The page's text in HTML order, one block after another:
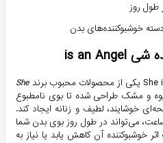
روز
خوشبوکننده‌های بدن
شی is an Angel
She یکی از محصولات محبوب برند She
و مشک طراحی شده تا بوی نامطبوع
خوشایند، لطیف و زنانه ایجاد کند.
، می‌تواند در طول روز بوی بدن شما
خوشبوکننده آن کاهش یابد یا نیاز به